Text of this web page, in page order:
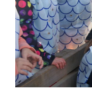
Image